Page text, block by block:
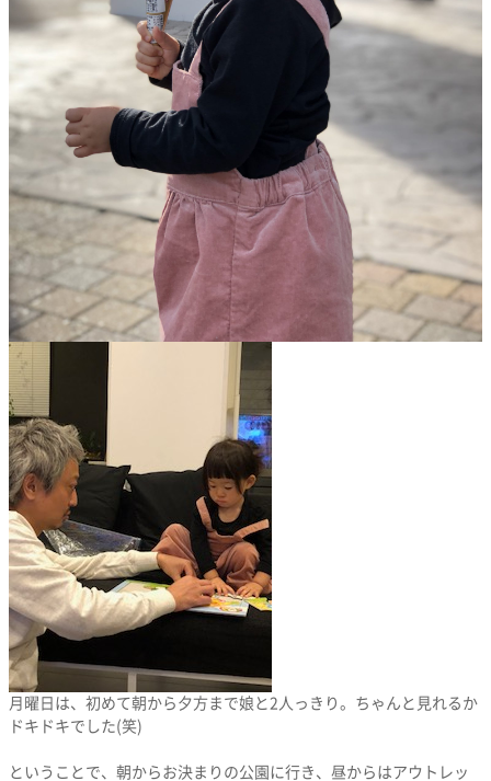
月曜日は、初めて朝から夕方まで娘と2人っきり。ちゃんと見れるか
ドキドキでした(笑)
ということで、朝からお決まりの公園に行き、昼からはアウトレッ